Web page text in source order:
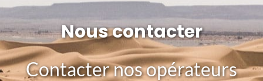
Nous contacter
Contacter nos opérateurs